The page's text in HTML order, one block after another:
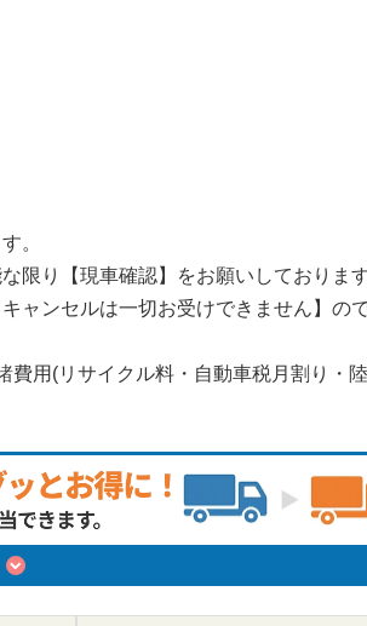
。
限り【現車確認】をお願いしております
ャンセルは一切お受けできません】の
費用(リサイクル料・自動車税月割り・